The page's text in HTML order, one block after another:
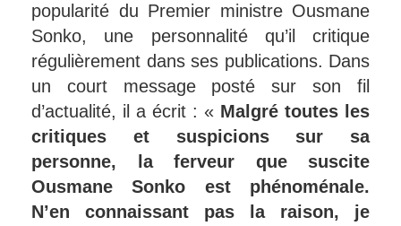
popularité du Premier ministre Ousmane
Sonko, une personnalité qu’il critique
régulièrement dans ses publications. Dans
un court message posté sur son fil
d’actualité, il a écrit : « Malgré toutes les
critiques et suspicions sur sa
personne, la ferveur que suscite
Ousmane Sonko est phénoménale.
N’en connaissant pas la raison, je